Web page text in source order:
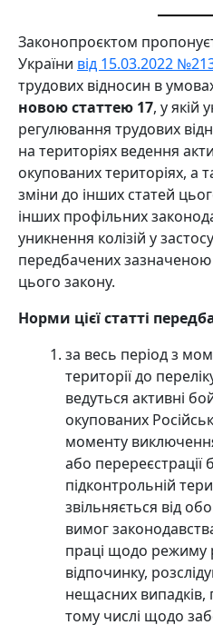
Законопроєктом
України від 15.03.2022
трудових відносин в
новою статтею 17, у якій
регулювання трудових
на територіях ведення
окупованих територіях, а
зміни до інших статей
інших профільних
уникнення колізій у
передбачених
цього закону.
Норми цієї статті
за весь період з
території до
ведуться активні
окупованих
моменту
або перереєстрації
підконтрольній
звільняється від
вимог
праці щодо режиму
відпочинку,
нещасних випадків,
тому числі щодо